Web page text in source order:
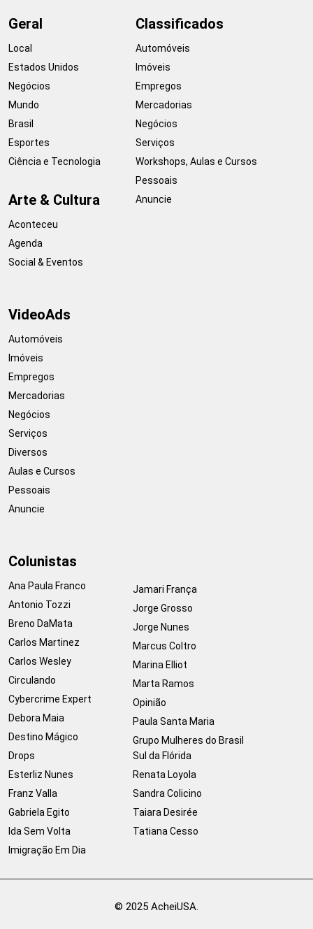
Geral
Local
Estados Unidos
Negócios
Mundo
Brasil
Esportes
Ciência e Tecnologia
Arte & Cultura
Aconteceu
Agenda
Social & Eventos
Classificados
Automóveis
Imóveis
Empregos
Mercadorias
Negócios
Serviços
Workshops, Aulas e Cursos
Pessoais
Anuncie
VideoAds
Automóveis
Imóveis
Empregos
Mercadorias
Negócios
Serviços
Diversos
Aulas e Cursos
Pessoais
Anuncie
Colunistas
Ana Paula Franco
Antonio Tozzi
Breno DaMata
Carlos Martinez
Carlos Wesley
Circulando
Cybercrime Expert
Debora Maia
Destino Mágico
Drops
Esterliz Nunes
Franz Valla
Gabriela Egito
Ida Sem Volta
Imigração Em Dia
Jamari França
Jorge Grosso
Jorge Nunes
Marcus Coltro
Marina Elliot
Marta Ramos
Opinião
Paula Santa Maria
Grupo Mulheres do Brasil
Sul da Flórida
Renata Loyola
Sandra Colicino
Taiara Desirée
Tatiana Cesso
© 2025 AcheiUSA.